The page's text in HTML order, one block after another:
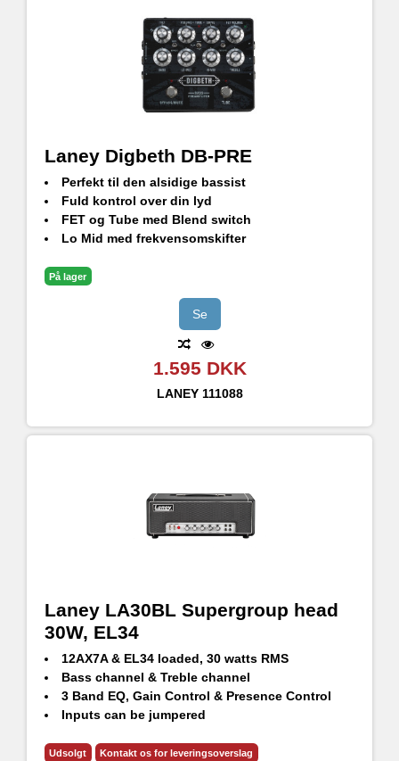
Laney Digbeth DB-PRE
Perfekt til den alsidige bassist
Fuld kontrol over din lyd
FET og Tube med Blend switch
Lo Mid med frekvensomskifter
Effekt Loop
3,5 mm hovedtelefonstik
På lager
Se
1.595 DKK
LANEY 111088
Laney LA30BL Supergroup head
30W, EL34
12AX7A & EL34 loaded, 30 watts RMS
Bass channel & Treble channel
3 Band EQ, Gain Control & Presence Control
Inputs can be jumpered
Vintage design box frame output transformer
Udsolgt Kontakt os for leveringsoverslag